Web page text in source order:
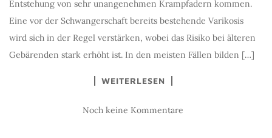
Entstehung von sehr unangenehmen Krampfadern kommen.
Eine vor der Schwangerschaft bereits bestehende Varikosis
wird sich in der Regel verstärken, wobei das Risiko bei älteren
Gebärenden stark erhöht ist. In den meisten Fällen bilden […]
WEITERLESEN
Noch keine Kommentare